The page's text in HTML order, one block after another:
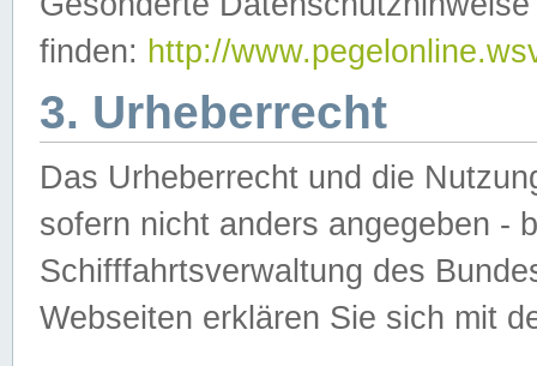
finden: http://
3. Urheberrecht
Das Urheberrecht und die
sofern nicht anders angegeben -
Schifffahrtsverwaltung des
Webseiten erklären Sie sich mit